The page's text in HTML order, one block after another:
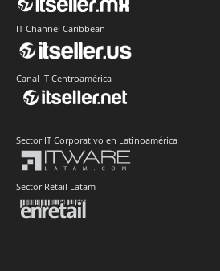
IT Channel Caribbean
Canal IT Centroamérica
Sector IT Corporativo en Latinoamérica
Sector Retail Latam